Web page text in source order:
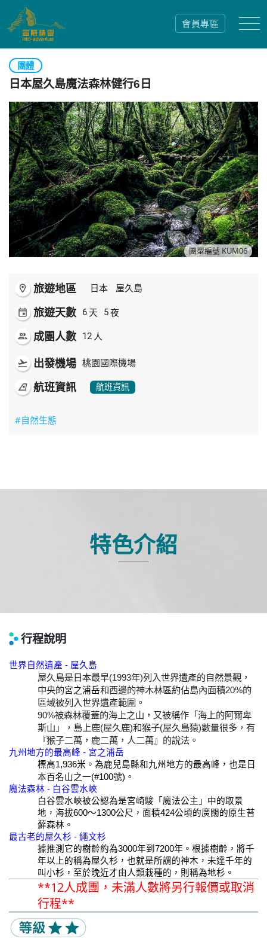
會員專區
團體
日本屋久島魔法森林健行6日
團型編號 KUM06
room 旅遊地區 日本 屋久島
event 旅遊天數 6 天 5夜
people 成團人數 12 人
flight_takeoff 出發機場 桃園國際機場
airlines 航班資訊 航班資訊
#自然生態
特色介紹
行程說明
世界自然遺產 - 屋久島
屋久島是日本最早(1993年)列入世界遺產的自然景觀，
中央的宮之浦岳和西邊的神木林區約佔島內面積20%的
區域被列入世界遺產範圍。
90%被森林覆蓋的海上之山，又被稱作「海上的阿爾卑
斯山」，島上鹿(屋久鹿)和猴子(屋久島猿)數量很多，有
『猴子二萬，鹿二萬，人二萬』的說法。
九州地方的最高峰 - 宮之浦岳
標高1,936米。為鹿兒島縣和九州地方的最高峰，也是日
本百名山之一(#100號) 。
魔法森林 - 白谷雲水峽
白谷雲水峽被公認為是宮崎駿「魔法公主」中的取景
地，海拔600～1300公尺，面積424公頃的廣闊的原生苔
蘚森林。
最古老的屋久杉 - 繩文杉
據推測它的樹齡約為3000年到7200年。根據樹齡，將千
年以上的稱為屋久杉，也就是所謂的神木，未達千年的
叫小杉，至於晚近才由人類栽種的，則稱為地杉。
**12人成團，未滿人數將另行報價或取消
行程**